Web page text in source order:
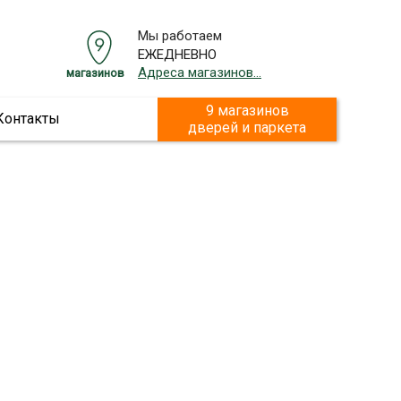
Мы работаем
ЕЖЕДНЕВНО
Адреса магазинов...
магазинов
9 магазинов
дверей и паркета